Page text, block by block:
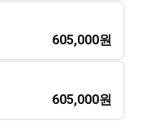
605,000원
605,000원